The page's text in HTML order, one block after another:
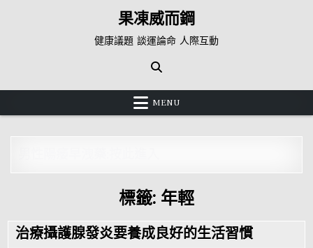
果凍威而鋼
健康議題 談運論命 人際互動
MENU
標籤: 年輕
治療攝護腺發炎要養成良好的生活習慣